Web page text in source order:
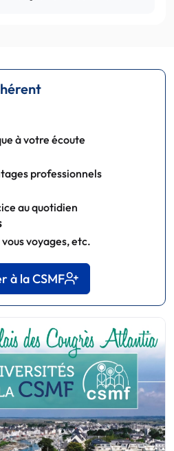
à votre écoute
professionnels
au quotidien
voyages, etc.
à la CSMF